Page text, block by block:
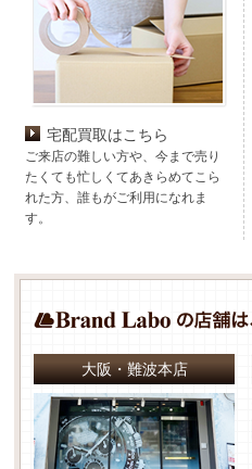
宅配買取はこちら
ご来店の難しい方や、今まで売り
たくても忙しくてあきらめてこら
れた方、誰もがご利用になれま
す。
大阪・難波本店